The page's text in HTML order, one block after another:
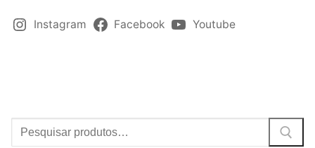
Instagram Facebook Youtube
Procurar: